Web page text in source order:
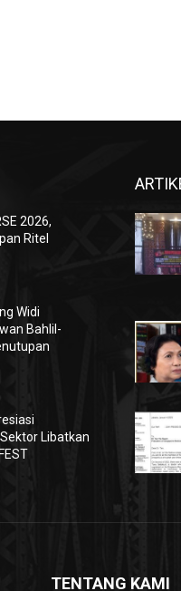
2026,
Ritel
Widi
Bahlil-
Libatkan
TENTANG KAMI